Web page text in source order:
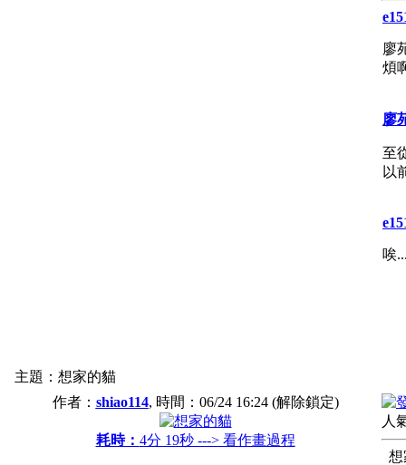
廖
煩
廖
至
以
唉
主題：想家的貓
作者： shiao114, 時間： 06/24 16:24(解除鎖定)
耗時： 4分 19秒 ---> 看作畫過程
人
想